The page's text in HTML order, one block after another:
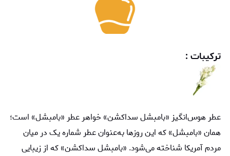
ترکیبات :
عطر هوس‌انگیز «بامبشل سداکشن» خواهر عطر «بامبشل» ‌است؛‌
همان «بامبشل» که این روزها به‌عنوان عطر شماره یک در میان
مردم آمریکا شناخته می‌شود. «بامبشل سداکشن» که از زیبایی